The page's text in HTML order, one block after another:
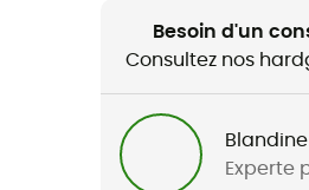
Randonnée / Lifestyle
Nom du produit
Besoin d'un
Consultez nos
Blandine
Experte